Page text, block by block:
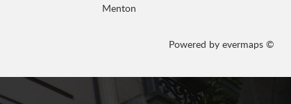
Menton
Powered by evermaps ©